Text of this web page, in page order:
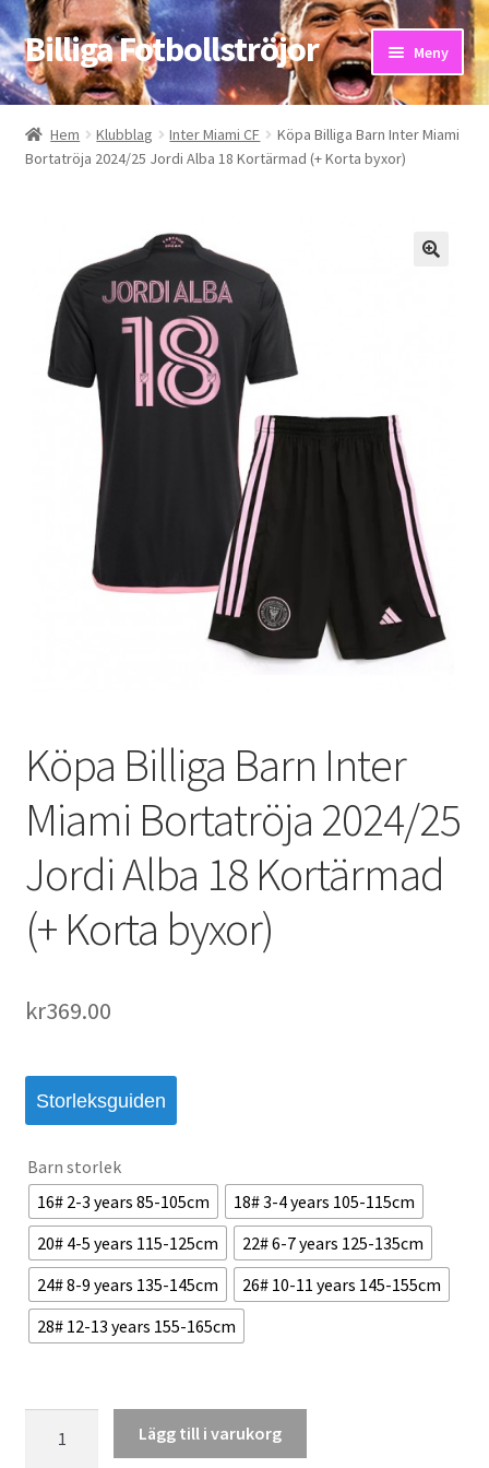
Hoppa
till
navigering
Hoppa
till
innehåll
Billiga Fotbollströjor Meny
Hem
Bloggar
Kassa
Kontakta oss
Mitt konto
Storleksguiden
Hem Klubblag Inter Miami CF
Köpa Billiga Barn Inter Miami
Bortatröja 2024/25 Jordi Alba 18 Kortärmad (+ Korta byxor)
Köpa Billiga Barn Inter
Miami Bortatröja 2024/25
Jordi Alba 18 Kortärmad
(+ Korta byxor)
kr369.00
Storleksguiden
Barn storlek
16# 2-3 years 85-105cm
18# 3-4 years 105-115cm
20# 4-5 years 115-125cm
22# 6-7 years 125-135cm
24# 8-9 years 135-145cm
26# 10-11 years 145-155cm
28# 12-13 years 155-165cm
Billiga
Lägg till i varukorg